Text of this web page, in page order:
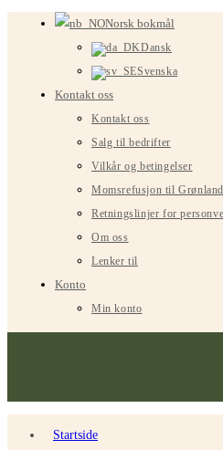
Norsk bokmål
Dansk
Svenska
Kontakt oss
Kontakt oss
Salg til bedrifter
Vilkår og betingelser
Momsrefusjon til
Retningslinjer for
Om oss
Lenker til
Konto
Min konto
Startside